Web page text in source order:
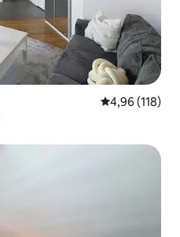
4,96 av 5 i
4,96 (118)